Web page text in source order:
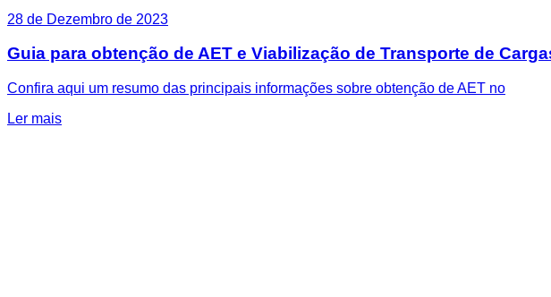
28 de Dezembro de 2023
Guia para obtenção de AET e Viabilização de Transporte de
Confira aqui um resumo das principais informações sobre obtenção de AET no
Ler mais